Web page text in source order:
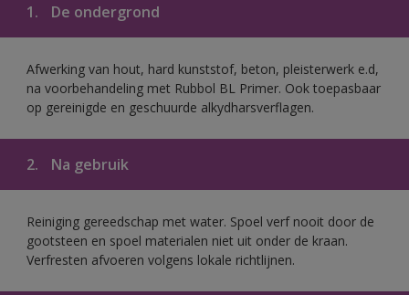
1. De ondergrond
Afwerking van hout, hard kunststof, beton, pleisterwerk e.d,
na voorbehandeling met Rubbol BL Primer. Ook toepasbaar
op gereinigde en geschuurde alkydharsverflagen.
2. Na gebruik
Reiniging gereedschap met water. Spoel verf nooit door de
gootsteen en spoel materialen niet uit onder de kraan.
Verfresten afvoeren volgens lokale richtlijnen.